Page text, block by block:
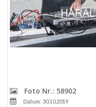
Foto Nr.: 58902
Datum: 30.10.2019